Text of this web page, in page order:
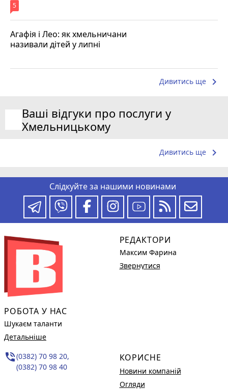
5
Агафія і Лео: як хмельничани
називали дітей у липні
Дивитись ще keyboard_arrow_right
Ваші відгуки про послуги у
Хмельницькому
Дивитись ще keyboard_arrow_right
Слідкуйте за нашими новинами
РОБОТА У НАС
Шукаєм таланти
Детальніше
phone_in_talk(0382) 70 98 20,
(0382) 70 98 40
РЕДАКТОРИ
Максим Фарина
Звернутися
КОРИСНЕ
Новини компаній
Огляди